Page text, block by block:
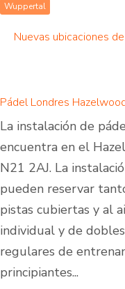
Wuppertal
Nuevas ubicaciones
Pádel Londres
La instalación de
encuentra en el
N21 2AJ. La
pueden reservar
pistas cubiertas y al
individual y de
regulares de
principiantes...